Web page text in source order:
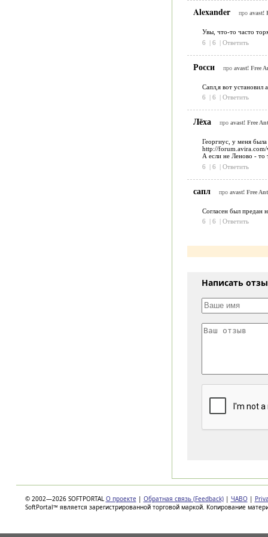
Alexander про avast!
Увы, что-то часто
6
| 6 | Ответить
Росси про avast! Free
Сапл,я вот установил
6
| 6 | Ответить
Лёха про avast! Free
Георгиус, у меня
http://forum.avira.com/
А если не Леново - то
6
| 6 | Ответить
сапл про avast! Free
Согласен был предан
6
| 6 | Ответить
Написать
© 2002—2026 SOFTPORTAL О проекте | Обратная связь (Feedback) | ЧАВО |
SoftPortal™ является зарегистрированной торговой маркой. Копирование